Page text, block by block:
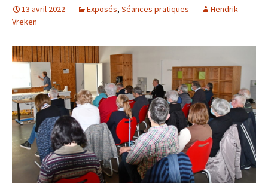
13 avril 2022 Exposés, Séances pratiques
Hendrik
Vreken